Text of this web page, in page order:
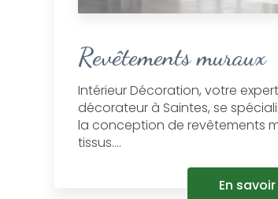
Revêtements muraux
Intérieur Décoration, votre
décorateur à Saintes, se
la conception de revêtements
tissus....
En